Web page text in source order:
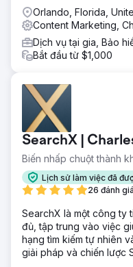
Orlando, Florida,
Content Marketing,
Dịch vụ tại gia, Bảo
Bắt đầu từ $1,000
SearchX |
Biến nhấp chuột thành
Lịch sử làm việc đã
26 đánh giá
SearchX là một công ty
đủ, tập trung vào việc
hạng tìm kiếm tự nhiên
giải pháp và chiến lược